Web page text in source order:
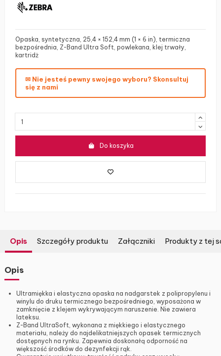
Opaska, syntetyczna, 25,4 × 152,4 mm (1 × 6 in), termiczna
bezpośrednia, Z-Band Ultra Soft, powlekana, klej trwały,
kartridż
✉ Nie jesteś pewny swojego wyboru? Skonsultuj
się z nami
Do koszyka
Opis Szczegóły produktu Załączniki Produkty z tej
Opis
Ultramiękka i elastyczna opaska na nadgarstek z polipropylenu i
winylu do druku termicznego bezpośredniego, wyposażona w
zamknięcie z klejem wykrywającym naruszenie. Nie zawiera
lateksu.
Z-Band UltraSoft, wykonana z miękkiego i elastycznego
materiału, należy do najdelikatniejszych opasek termicznych
dostępnych na rynku. Zapewnia doskonałą odporność na
większość środków do dezynfekcji rąk.